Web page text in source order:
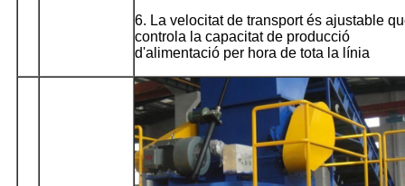
6. La velocitat de transport és ajustable
controla la capacitat de producció
d'alimentació per hora de tota la línia